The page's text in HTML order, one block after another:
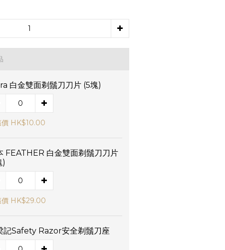
白金雙面剃鬚刀刀片 (5塊)
價 HK$10.00
FEATHER 白金雙面剃鬚刀刀片
)
價 HK$29.00
記Safety Razor安全剃鬚刀座